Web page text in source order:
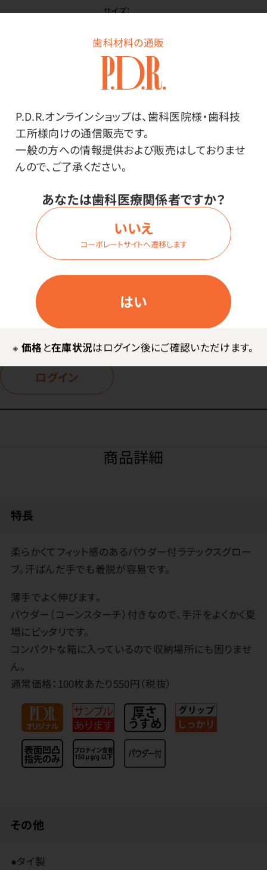
歯科材料の通販
P.D.R.オンラインショップは、歯科医院様・歯科技
工所様向けの通信販売です。
一般の方への情報提供および販売はしておりませ
んので、ご了承ください。
あなたは歯科医療関係者ですか？
はい
いいえ
コーポレートサイトへ遷移します
※ 価格と在庫状況はログイン後にご確認いただけます。
サイズ：
ログイン
在庫：○
内容量：
1箱（100枚入）
価格はログイン後表示
ログイン
商品詳細
特長
柔らかくてフィット感のあるパウダー付ラテックスグロー
ブ。汗ばんだ手でも着脱が容易です。
薄手でよく伸びます。
パウダー（コーンスターチ）付きなので、手汗をよくかく夏
場にピッタリです。
コンパクトな箱に入っているので収納場所にも困りませ
ん。
通常価格：100枚あたり550円（税抜）
その他
●タイ製